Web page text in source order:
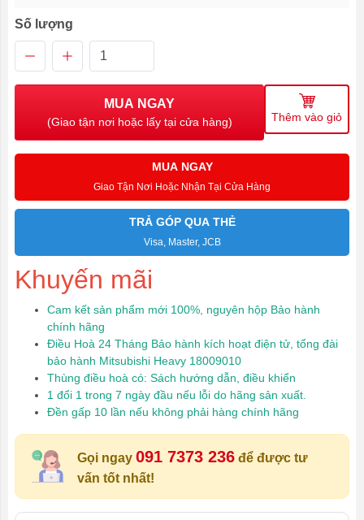
Số lượng
MUA NGAY
(Giao tận nơi hoặc lấy tại cửa hàng) Thêm vào giỏ
MUA NGAY
Giao Tận Nơi Hoặc Nhận Tại Cửa Hàng
TRẢ GÓP QUA THẺ
Visa, Master, JCB
Khuyến mãi
Cam kết sản phẩm mới 100%, nguyên hộp Bảo hành
chính hãng
Điều Hoà 24 Tháng Bảo hành kích hoạt điện tử, tổng đài
bảo hành Mitsubishi Heavy 18009010
Thùng điều hoà có: Sách hướng dẫn, điều khiển
1 đổi 1 trong 7 ngày đầu nếu lỗi do hãng sản xuất.
Đền gấp 10 lần nếu không phải hàng chính hãng
Gọi ngay 091 7373 236 để được tư
vấn tốt nhất!